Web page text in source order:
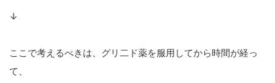
↓
ここで考えるべきは、グリ二ド薬を服用してから時間が経っ
て、